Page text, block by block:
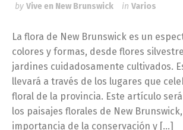
by Vive en New Brunswick in Varios
La flora de New Brunswick es un
colores y formas, desde flores
jardines cuidadosamente cultivados.
llevará a través de los lugares que
floral de la provincia. Este artículo
los paisajes florales de New
importancia de la conservación y […]